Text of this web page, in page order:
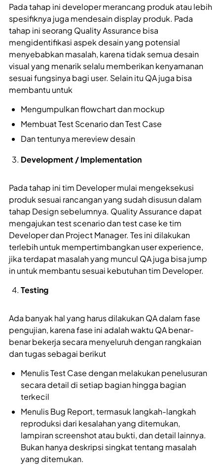
Pada tahap ini developer merancang produk atau lebih
spesifiknya juga mendesain display produk. Pada
tahap ini seorang Quality Assurance bisa
mengidentifikasi aspek desain yang potensial
menyebabkan masalah, karena tidak semua desain
visual yang menarik selalu memberikan kenyamanan
sesuai fungsinya bagi user. Selain itu QA juga bisa
membantu untuk
Mengumpulkan flowchart dan mockup
Membuat Test Scenario dan Test Case
Dan tentunya mereview desain
Development / Implementation
Pada tahap ini tim Developer mulai mengeksekusi
produk sesuai rancangan yang sudah disusun dalam
tahap Design sebelumnya. Quality Assurance dapat
mengajukan test scenario dan test case ke tim
Developer dan Project Manager. Tes ini dilakukan
terlebih untuk mempertimbangkan user experience,
jika terdapat masalah yang muncul QA juga bisa jump
in untuk membantu sesuai kebutuhan tim Developer.
Testing
Ada banyak hal yang harus dilakukan QA dalam fase
pengujian, karena fase ini adalah waktu QA benar-
benar bekerja secara menyeluruh dengan rangkaian
dan tugas sebagai berikut
Menulis Test Case dengan melakukan penelusuran
secara detail di setiap bagian hingga bagian
terkecil
Menulis Bug Report, termasuk langkah-langkah
reproduksi dari kesalahan yang ditemukan,
lampiran screenshot atau bukti, dan detail lainnya.
Bukan hanya deskripsi singkat tentang masalah
yang ditemukan.